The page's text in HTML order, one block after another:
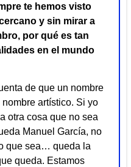
te hemos visto
y sin mirar a
por qué es tan
en el mundo
de que un nombre
artístico. Si yo
otra cosa que no sea
Manuel García, no
que sea… queda la
queda. Estamos